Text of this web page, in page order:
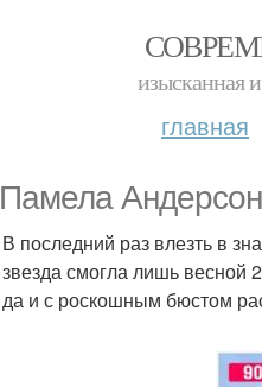
изысканная
главная
Памела Андерсон
В последний раз влезть в
звезда смогла лишь весной
да и с роскошным бюстом